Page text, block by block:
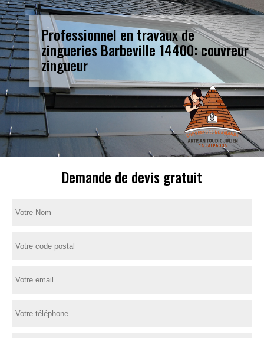
Professionnel en travaux de
zingueries Barbeville 14400: couvreur
zingueur
Demande de devis gratuit